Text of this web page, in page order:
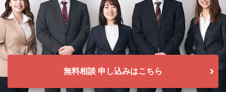
無料相談 申し込みはこちら